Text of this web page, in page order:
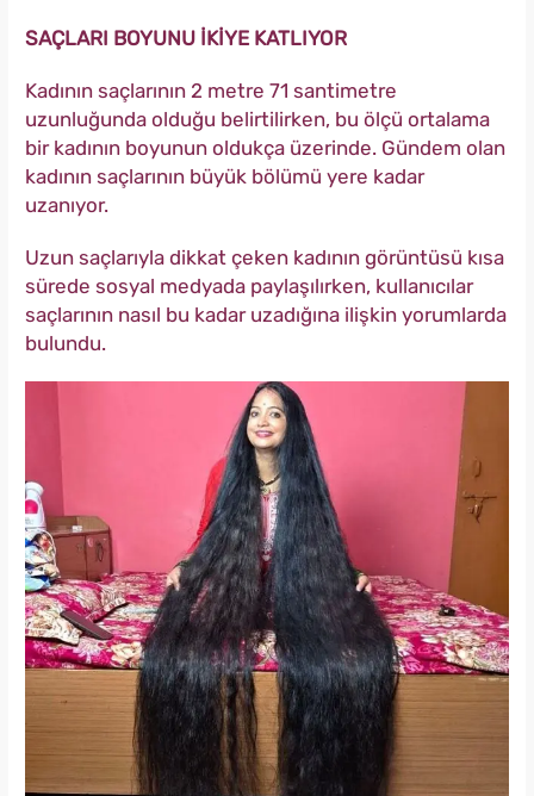
SAÇLARI BOYUNU İKİYE KATLIYOR
Kadının saçlarının 2 metre 71 santimetre
uzunluğunda olduğu belirtilirken, bu ölçü ortalama
bir kadının boyunun oldukça üzerinde. Gündem olan
kadının saçlarının büyük bölümü yere kadar
uzanıyor.
Uzun saçlarıyla dikkat çeken kadının görüntüsü kısa
sürede sosyal medyada paylaşılırken, kullanıcılar
saçlarının nasıl bu kadar uzadığına ilişkin yorumlarda
bulundu.